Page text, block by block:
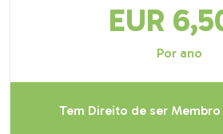
EUR
Por ano
Tem Direito de ser